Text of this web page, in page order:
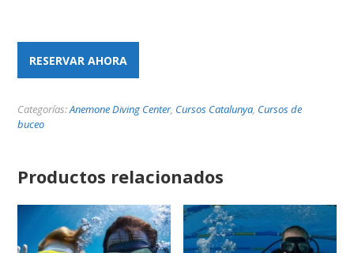
RESERVAR AHORA
Categorías:Anemone Diving Center, Cursos Catalunya, Cursos de
buceo
Productos relacionados